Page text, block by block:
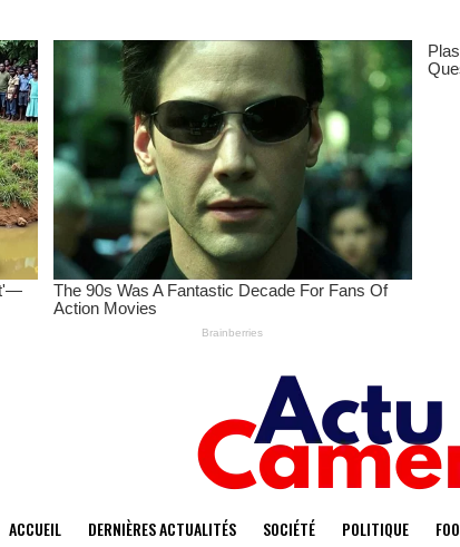
ACCUEIL DERNIÈRES ACTUALITÉS SOCIÉTÉ POLITIQUE